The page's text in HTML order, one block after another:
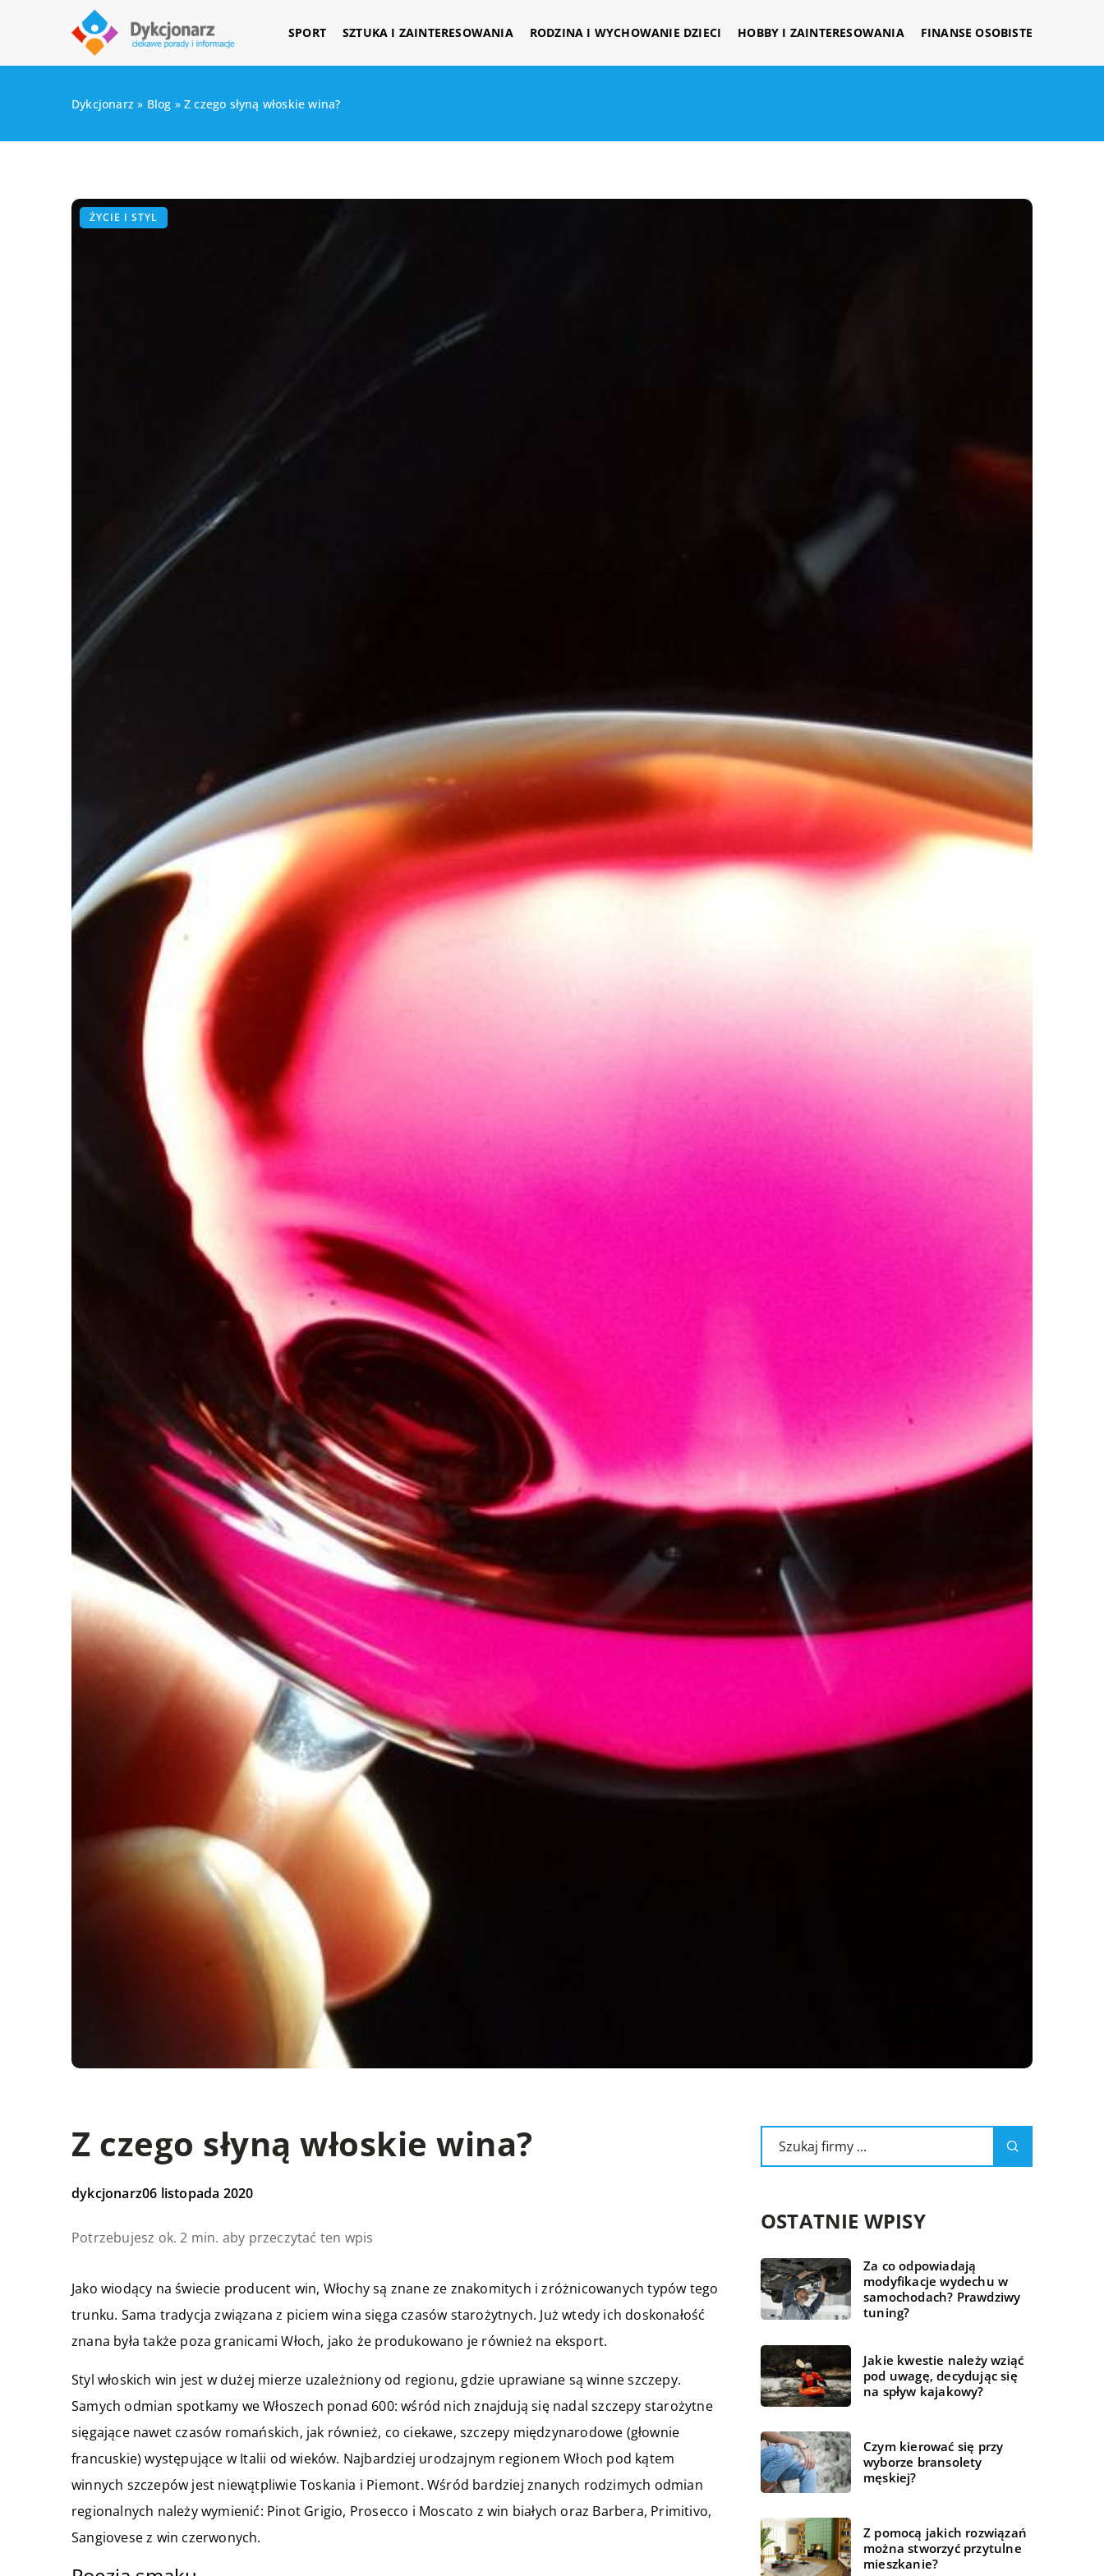
SPORT SZTUKA I ZAINTERESOWANIA RODZINA I WYCHOWANIE DZIECI HOBBY I ZAINTERESOWANIA FINANSE OSOBISTE
Dykcjonarz » Blog »Z czego słyną włoskie wina?
ŻYCIE I STYL
Z czego słyną włoskie wina?
dykcjonarz06 listopada 2020
Potrzebujesz ok. 2 min. aby przeczytać ten wpis
Jako wiodący na świecie producent win, Włochy są znane ze znakomitych i zróżnicowanych typów tego
trunku. Sama tradycja związana z piciem wina sięga czasów starożytnych. Już wtedy ich doskonałość
znana była także poza granicami Włoch, jako że produkowano je również na eksport.
Styl włoskich win jest w dużej mierze uzależniony od regionu, gdzie uprawiane są winne szczepy.
Samych odmian spotkamy we Włoszech ponad 600: wśród nich znajdują się nadal szczepy starożytne
sięgające nawet czasów romańskich, jak również, co ciekawe, szczepy międzynarodowe (głownie
francuskie) występujące w Italii od wieków. Najbardziej urodzajnym regionem Włoch pod kątem
winnych szczepów jest niewątpliwie Toskania i Piemont. Wśród bardziej znanych rodzimych odmian
regionalnych należy wymienić: Pinot Grigio, Prosecco i Moscato z win białych oraz Barbera, Primitivo,
Sangiovese z win czerwonych.
OSTATNIE WPISY
Za co odpowiadają
modyfikacje wydechu w
samochodach? Prawdziwy
tuning?
Jakie kwestie należy wziąć
pod uwagę, decydując się
na spływ kajakowy?
Czym kierować się przy
wyborze bransolety
męskiej?
Z pomocą jakich rozwiązań
można stworzyć przytulne
mieszkanie?